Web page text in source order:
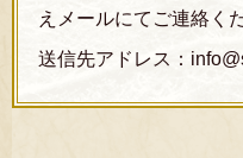
えメールにてご連絡く
送信先アドレス：